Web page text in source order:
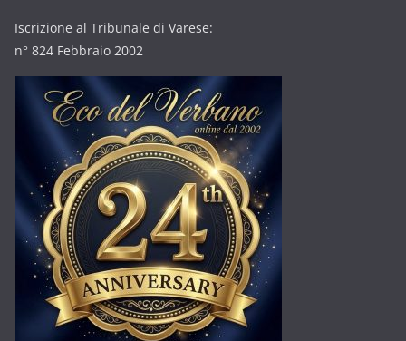
Iscrizione al Tribunale di Varese:
n° 824 Febbraio 2002